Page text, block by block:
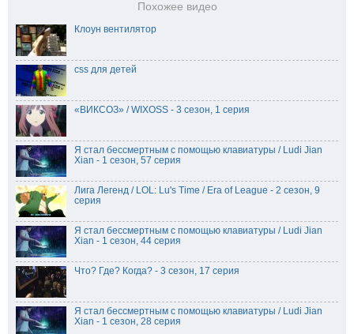
Похожее видео
Клоун вентилятор
css для детей
«ВИКСОЗ» / WIXOSS - 3 сезон, 1 серия
Я стал бессмертным с помощью клавиатуры / Ludi Jian
Xian - 1 сезон, 57 серия
Лига Легенд / LOL: Lu's Time / Era of League - 2 сезон, 9
серия
Я стал бессмертным с помощью клавиатуры / Ludi Jian
Xian - 1 сезон, 44 серия
Что? Где? Когда? - 3 сезон, 17 серия
Я стал бессмертным с помощью клавиатуры / Ludi Jian
Xian - 1 сезон, 28 серия